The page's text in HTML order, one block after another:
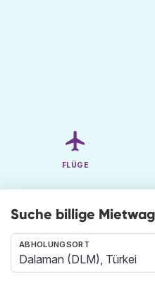
FLÜGE
Suche billige
ABHOLUNGSORT